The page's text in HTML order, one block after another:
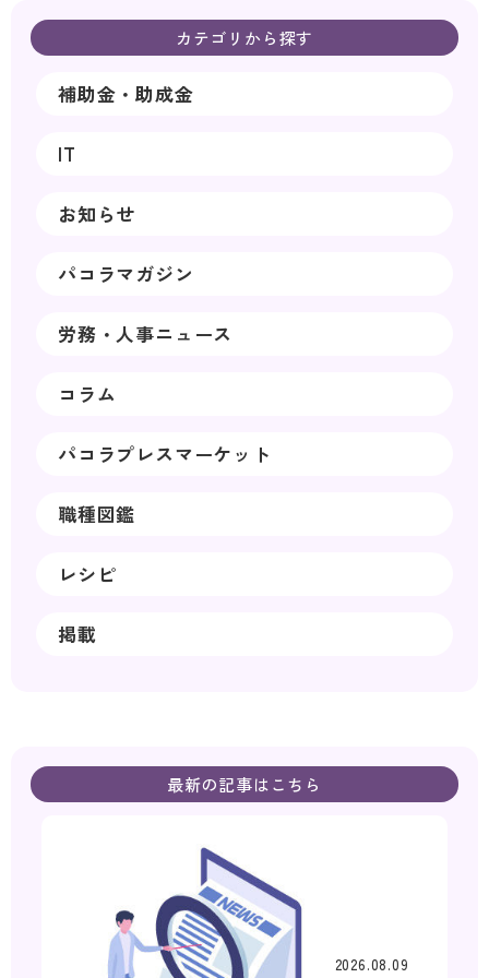
カテゴリから探す
補助金・助成金
IT
お知らせ
パコラマガジン
労務・人事ニュース
コラム
パコラプレスマーケット
職種図鑑
レシピ
掲載
最新の記事はこちら
2026.08.09